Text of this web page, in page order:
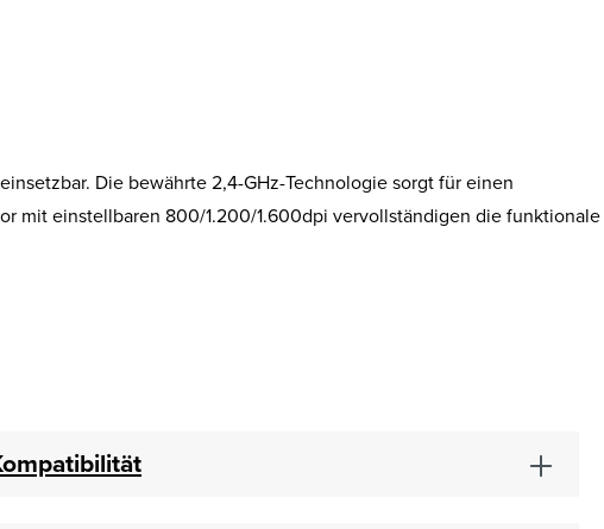
Die bewährte 2,4-GHz-Technologie sorgt für einen
mit einstellbaren 800/1.200/1.600dpi vervollständigen die funktionale